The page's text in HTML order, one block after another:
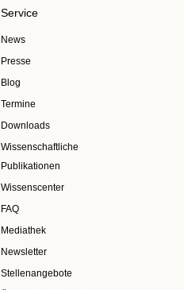
Service
News
Presse
Blog
Termine
Downloads
Wissenschaftliche
Publikationen
Wissenscenter
FAQ
Mediathek
Newsletter
Stellenangebote